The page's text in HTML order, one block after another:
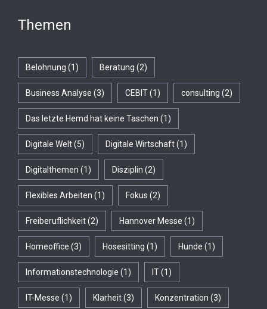
Themen
Belohnung (1) Beratung (2)
Business Analyse (3) CEBIT(1) consulting (2)
Das letzte Hemd hat keine Taschen (1)
Digitale Welt(5) Digitale Wirtschaft(1)
Digitalthemen (1) Disziplin (2)
Flexibles Arbeiten (1) Fokus (2)
Freiberuflichkeit(2) Hannover Messe (1)
Homeoffice (3) Hosesitting (1) Hunde (1)
Informationstechnologie (1) IT(1)
IT-Messe (1) Klarheit(3) Konzentration (3)